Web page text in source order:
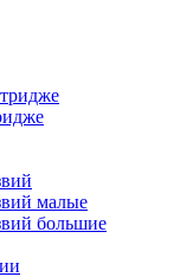
малые
большие